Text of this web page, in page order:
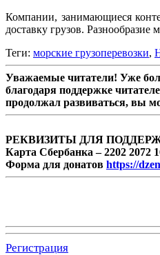
Компании, занимающиеся
доставку грузов.
Теги: морские грузоперевозки,
Уважаемые читатели! Уже
благодаря поддержке
продолжал развиваться, вы
РЕКВИЗИТЫ ДЛЯ
Карта Сбербанка – 2202 2072
Форма для донатов https://
Регистрация